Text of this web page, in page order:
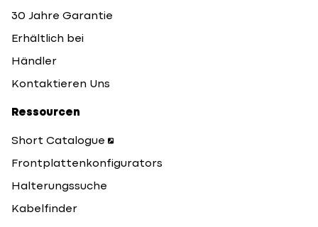
30 Jahre Garantie
Erhältlich bei
Händler
Kontaktieren Uns
Ressourcen
Short Catalogue
Frontplattenkonfigurators
Halterungssuche
Kabelfinder